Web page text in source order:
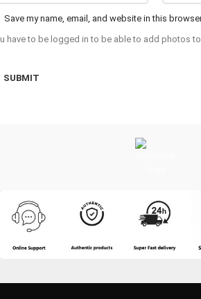
Save my name, email, and website in this
have to be logged in to be able to add photos to